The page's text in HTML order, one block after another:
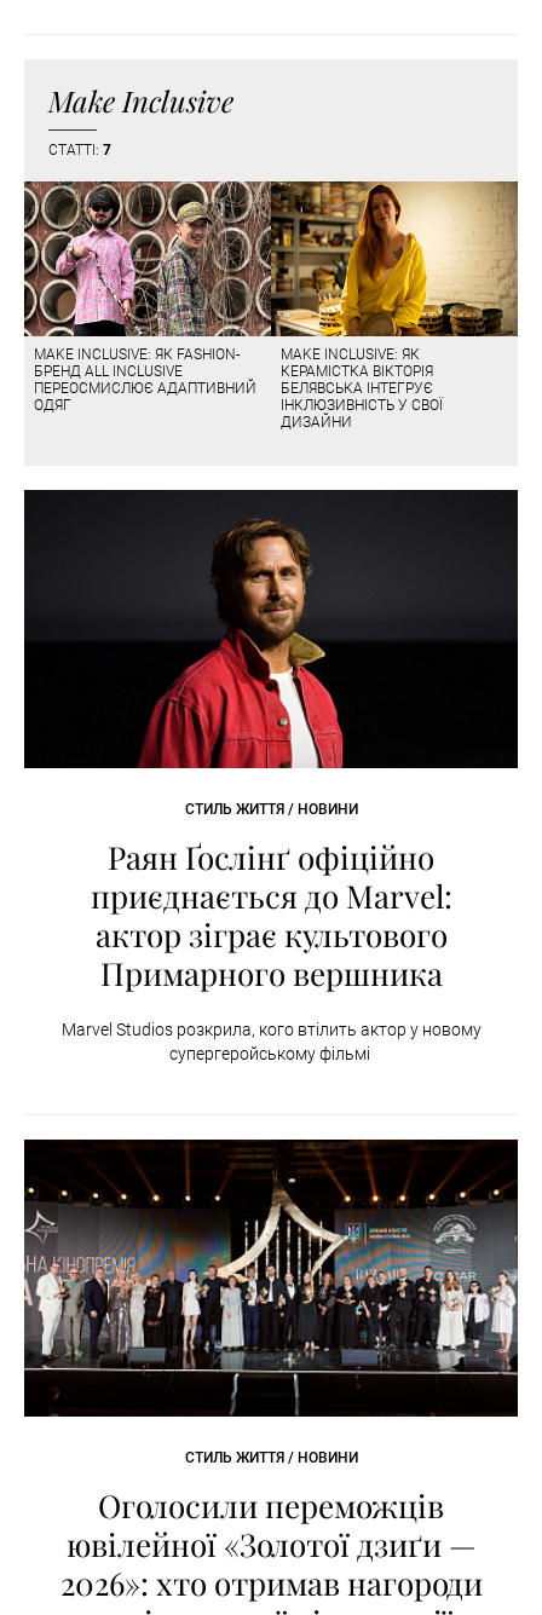
Make Inclusive
СТАТТІ: 7
MAKE INCLUSIVE: ЯК FASHION-
БРЕНД ALL INCLUSIVE
ПЕРЕОСМИСЛЮЄ АДАПТИВНИЙ
ОДЯГ
MAKE INCLUSIVE: ЯК
КЕРАМІСТКА ВІКТОРІЯ
БЕЛЯВСЬКА ІНТЕГРУЄ
ІНКЛЮЗИВНІСТЬ У СВОЇ
ДИЗАЙНИ
СТИЛЬ ЖИТТЯ / НОВИНИ
Раян Ґослінґ офіційно
приєднається до Marvel:
актор зіграє культового
Примарного вершника
Marvel Studios розкрила, кого втілить актор у новому
супергеройському фільмі
СТИЛЬ ЖИТТЯ / НОВИНИ
Оголосили переможців
ювілейної «Золотої дзиґи —
2026»: хто отримав нагороди